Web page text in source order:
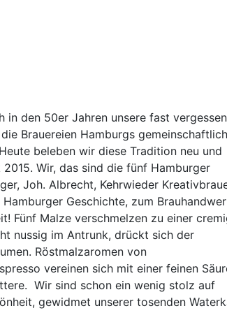
in den 50er Jahren unsere fast
Brauereien Hamburgs gemeinschaftlich
beleben wir diese Tradition neu und
Wir, das sind die fünf Hamburger
Joh. Albrecht, Kehrwieder
Geschichte, zum
Fünf Malze verschmelzen zu einer
nussig im Antrunk, drückt sich der
Röstmalzaromen von
vereinen sich mit einer feinen
Wir sind schon ein wenig stolz auf
gewidmet unserer tosenden